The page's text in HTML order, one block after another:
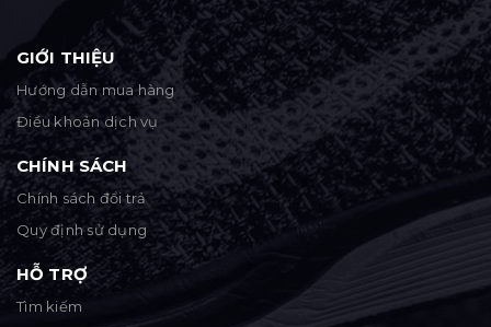
GIỚI THIỆU
Hướng dẫn mua hàng
Điều khoản dịch vụ
CHÍNH SÁCH
Chính sách đổi trả
Quy định sử dụng
HỖ TRỢ
Tìm kiếm